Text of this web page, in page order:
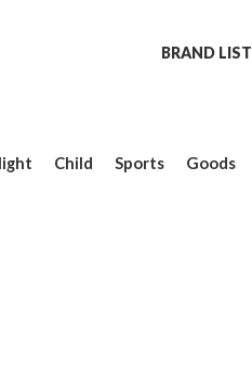
BRAND LIST
Child Sports Goods